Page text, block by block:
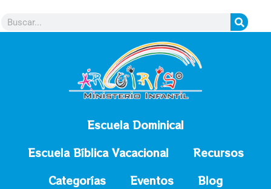
Escuela Dominical
Escuela Bíblica Vacacional
Recursos
Categorías
Eventos Blog